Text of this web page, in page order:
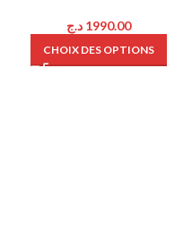
1990.00 د.ج
CHOIX DES OPTIONS